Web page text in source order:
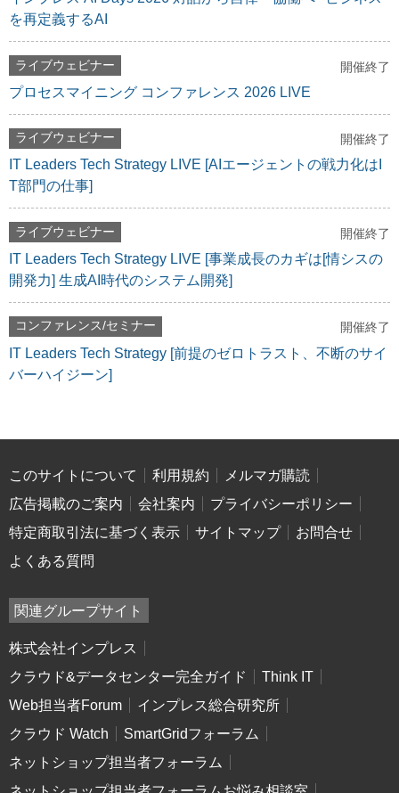
を再定義するAI
ライブウェビナー 開催終了
プロセスマイニング コンファレンス 2026 LIVE
ライブウェビナー 開催終了
IT Leaders Tech Strategy LIVE [AIエージェントの戦力化はI
T部門の仕事]
ライブウェビナー 開催終了
IT Leaders Tech Strategy LIVE [事業成長のカギは[情シスの
開発力] 生成AI時代のシステム開発]
コンファレンス/セミナー 開催終了
IT Leaders Tech Strategy [前提のゼロトラスト、不断のサイ
バーハイジーン]
このサイトについて 利用規約
メルマガ購読
広告掲載のご案内
会社案内
プライバシーポリシー
特定商取引法に基づく表示
サイトマップ
お問合せ
よくある質問
関連グループサイト
株式会社インプレス
クラウド&データセンター完全ガイド
Think IT
Web担当者Forum
インプレス総合研究所
クラウド Watch
SmartGridフォーラム
ネットショップ担当者フォーラム